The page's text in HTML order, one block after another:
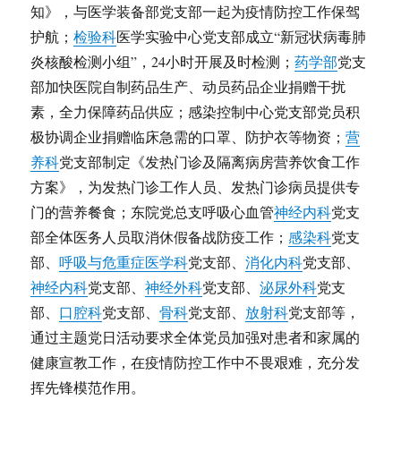
知》，与医学装备部党支部一起为疫情防控工作保驾
护航；检验科医学实验中心党支部成立“新冠状病毒肺
炎核酸检测小组”，24小时开展及时检测；药学部党支
部加快医院自制药品生产、动员药品企业捐赠干扰
素，全力保障药品供应；感染控制中心党支部党员积
极协调企业捐赠临床急需的口罩、防护衣等物资；营
养科党支部制定《发热门诊及隔离病房营养饮食工作
方案》，为发热门诊工作人员、发热门诊病员提供专
门的营养餐食；东院党总支呼吸心血管神经内科党支
部全体医务人员取消休假备战防疫工作；感染科党支
部、呼吸与危重症医学科党支部、消化内科党支部、
神经内科党支部、神经外科党支部、泌尿外科党支
部、 口腔科党支部、骨科党支部、 放射科党支部等，
通过主题党日活动要求全体党员加强对患者和家属的
健康宣教工作，在疫情防控工作中不畏艰难，充分发
挥先锋模范作用。